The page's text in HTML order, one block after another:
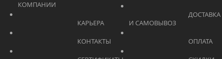
			    		КАРЬЕРА